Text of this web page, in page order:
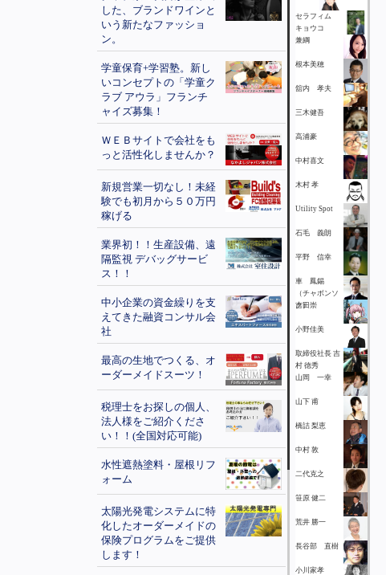
した、ブランドワインと
いう新たなファッショ
ン。
学童保育+学習塾。新し
いコンセプトの「学童ク
ラブ アウラ」フランチ
ャイズ募集！
ＷＥＢサイトで会社をも
っと活性化しませんか？
新規営業一切なし！未経
験でも初月から５０万円
稼げる
業界初！！生産設備、遠
隔監視 デバッグサービ
ス！！
中小企業の資金繰りを支
えてきた融資コンサル会
社
最高の生地でつくる、オ
ーダーメイドスーツ！
税理士をお探しの個人、
法人様をご紹介くださ
い！！(全国対応可能)
水性遮熱塗料・屋根リフ
ォーム
太陽光発電システムに特
化したオーダーメイドの
保険プログラムをご提供
します！
セラフィム
キョウコ
兼綱
根本美穂
舘内 孝夫
三木健吾
高浦豪
中村喜文
木村 孝
Utility Spot
石毛 義朗
平野 信幸
車 鳳錫
（チャボンソ
ク）
吉田崇
小野佳美
取締役社長 吉
村 徳秀
山岡 一幸
山下 甫
橋詰 梨恵
中村 敦
二代克之
笹原 健二
荒井 勝一
長谷部 直樹
小川家孝